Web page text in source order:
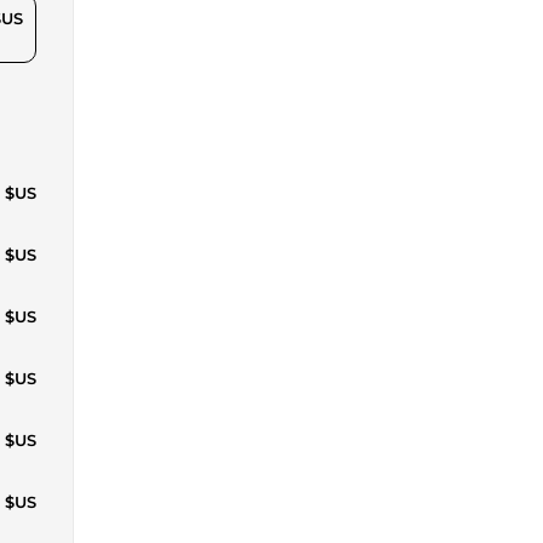
$US
$US
$US
$US
$US